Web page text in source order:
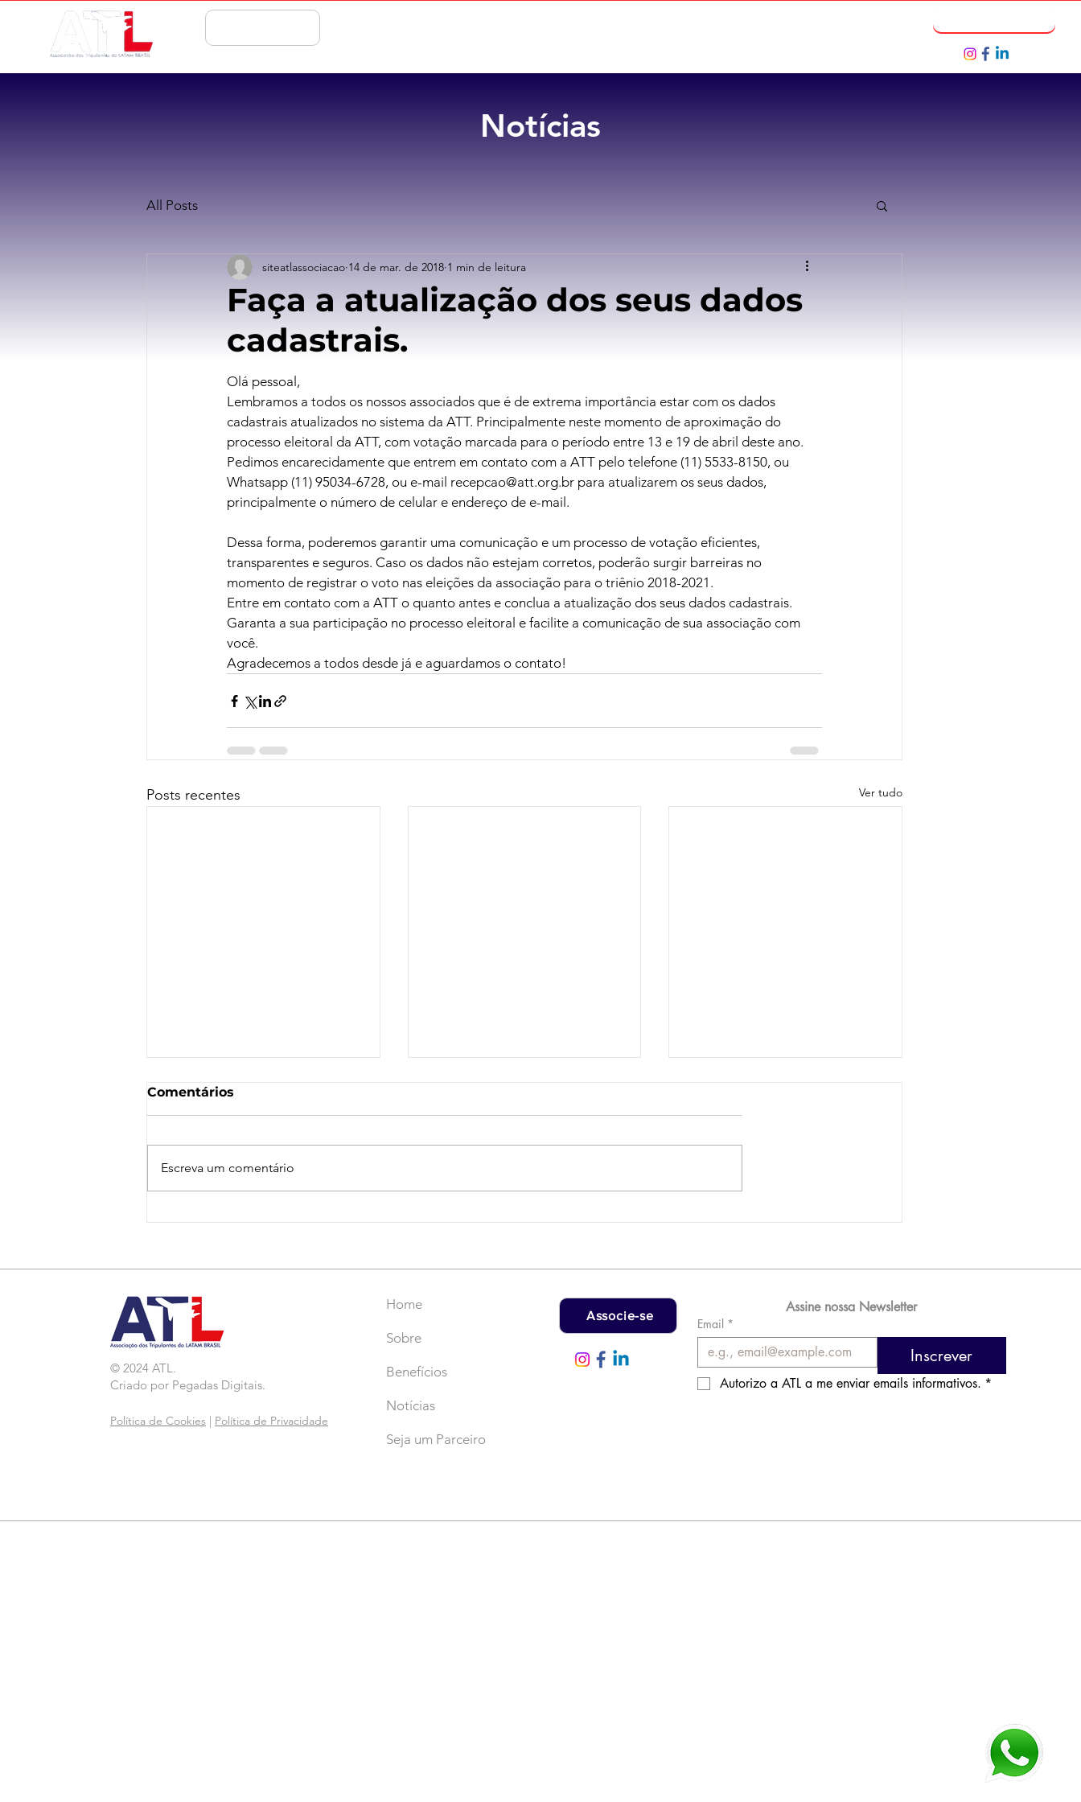
Notícias
All Posts
Faça a atualização dos seus dados
cadastrais.
siteatlassociacao 14 de mar. de 2018 1 min de leitura
Olá pessoal,
Lembramos a todos os nossos associados que é de extrema importância estar com os dados
cadastrais atualizados no sistema da ATT. Principalmente neste momento de aproximação do
processo eleitoral da ATT, com votação marcada para o período entre 13 e 19 de abril deste ano.
Pedimos encarecidamente que entrem em contato com a ATT pelo telefone (11) 5533-8150, ou
Whatsapp (11) 95034-6728, ou e-mail recepcao@att.org.br para atualizarem os seus dados,
principalmente o número de celular e endereço de e-mail.
Dessa forma, poderemos garantir uma comunicação e um processo de votação eficientes,
transparentes e seguros. Caso os dados não estejam corretos, poderão surgir barreiras no
momento de registrar o voto nas eleições da associação para o triênio 2018-2021.
Entre em contato com a ATT o quanto antes e conclua a atualização dos seus dados cadastrais.
Garanta a sua participação no processo eleitoral e facilite a comunicação de sua associação com
você.
Agradecemos a todos desde já e aguardamos o contato!
Posts recentes Ver tudo
Comentários
Escreva um comentário
© 2024 ATL.
Criado por Pegadas Digitais.
Política de Cookies Política de Privacidade
Home
Sobre
Benefícios
Notícias
Seja um Parceiro
Associe-se
Assine nossa Newsletter
Email *
Inscrever
Autorizo a ATL a me enviar emails informativos. *